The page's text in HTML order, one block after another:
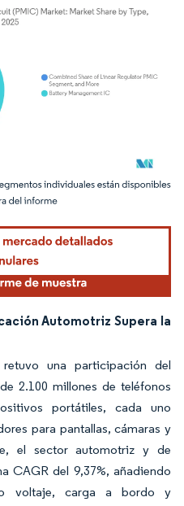
atribución según CC BY 4.0.
Automotriz Supera la
una participación del
2.100 millones de teléfonos
portátiles, cada uno
para pantallas, cámaras y
el sector automotriz y de
CAGR del 9,37%, añadiendo
voltaje, carga a bordo y